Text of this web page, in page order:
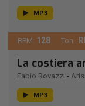
MP3
BPM: 128 Ton.:
La costiera
Fabio Rovazzi -
MP3